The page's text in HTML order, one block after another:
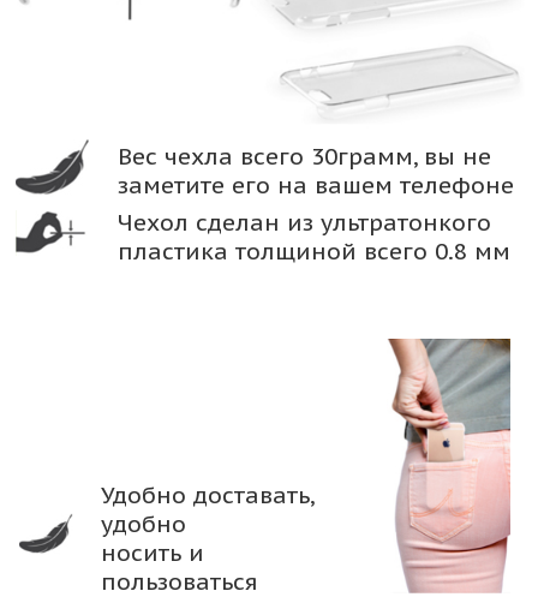
Вес чехла всего 30грамм, вы не
заметите его на вашем телефоне
Чехол сделан из ультратонкого
пластика толщиной всего 0.8 мм
Удобно доставать,
удобно
носить и
пользоваться